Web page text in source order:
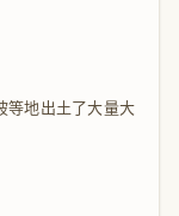
等地出土了大量大